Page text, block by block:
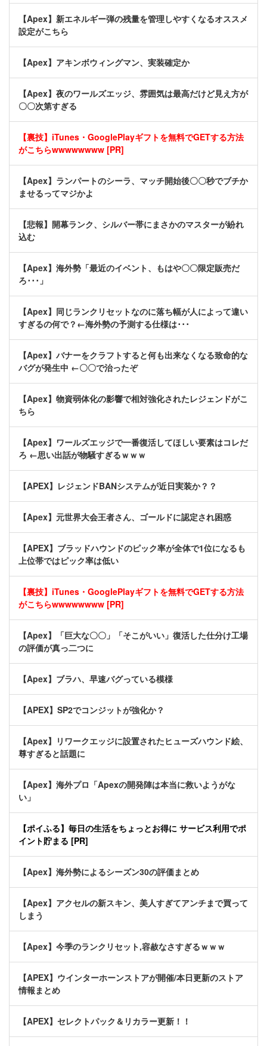
【Apex】新エネルギー弾の残量を管理しやすくなるオススメ
設定がこちら
【Apex】アキンボウィングマン、実装確定か
【Apex】夜のワールズエッジ、雰囲気は最高だけど見え方が
〇〇次第すぎる
【裏技】iTunes・GooglePlayギフトを無料でGETする方法
がこちらwwwwwwww [PR]
【Apex】ランパートのシーラ、マッチ開始後〇〇秒でブチか
ませるってマジかよ
【悲報】開幕ランク、シルバー帯にまさかのマスターが紛れ
込む
【Apex】海外勢「最近のイベント、もはや〇〇限定販売だ
ろ･･･」
【Apex】同じランクリセットなのに落ち幅が人によって違い
すぎるの何で？←海外勢の予測する仕様は･･･
【Apex】バナーをクラフトすると何も出来なくなる致命的な
バグが発生中 ←〇〇で治ったぞ
【Apex】物資弱体化の影響で相対強化されたレジェンドがこ
ちら
【Apex】ワールズエッジで一番復活してほしい要素はコレだ
ろ ←思い出話が物騒すぎるｗｗｗ
【APEX】レジェンドBANシステムが近日実装か？？
【Apex】元世界大会王者さん、ゴールドに認定され困惑
【APEX】ブラッドハウンドのピック率が全体で1位になるも
上位帯ではピック率は低い
【裏技】iTunes・GooglePlayギフトを無料でGETする方法
がこちらwwwwwwww [PR]
【Apex】「巨大な〇〇」「そこがいい」復活した仕分け工場
の評価が真っ二つに
【Apex】ブラハ、早速バグっている模様
【APEX】SP2でコンジットが強化か？
【Apex】リワークエッジに設置されたヒューズハウンド絵、
尊すぎると話題に
【Apex】海外プロ「Apexの開発陣は本当に救いようがな
い」
【ポイふる】毎日の生活をちょっとお得に サービス利用でポ
イント貯まる [PR]
【Apex】海外勢によるシーズン30の評価まとめ
【Apex】アクセルの新スキン、美人すぎてアンチまで買って
しまう
【Apex】今季のランクリセット,容赦なさすぎるｗｗｗ
【APEX】ウインターホーンストアが開催/本日更新のストア
情報まとめ
【APEX】セレクトパック＆リカラー更新！！